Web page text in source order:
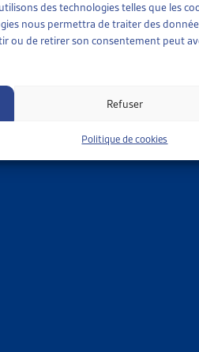
des technologies telles que les
nous permettra de traiter des
ou de retirer son consentement peut
Refuser
Politique de cookies
(09.11.23): nous ne prenons plus